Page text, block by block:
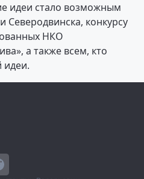
идеи стало возможным
Северодвинска, конкурсу
НКО
а также всем, кто
идеи.